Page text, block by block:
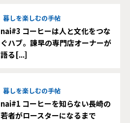
暮しを楽しむの手帖
nai#3 コーヒーは人と文化をつな
ぐハブ。諫早の専門店オーナーが
語る[...]
暮しを楽しむの手帖
nai#1 コーヒーを知らない長崎の
若者がロースターになるまで